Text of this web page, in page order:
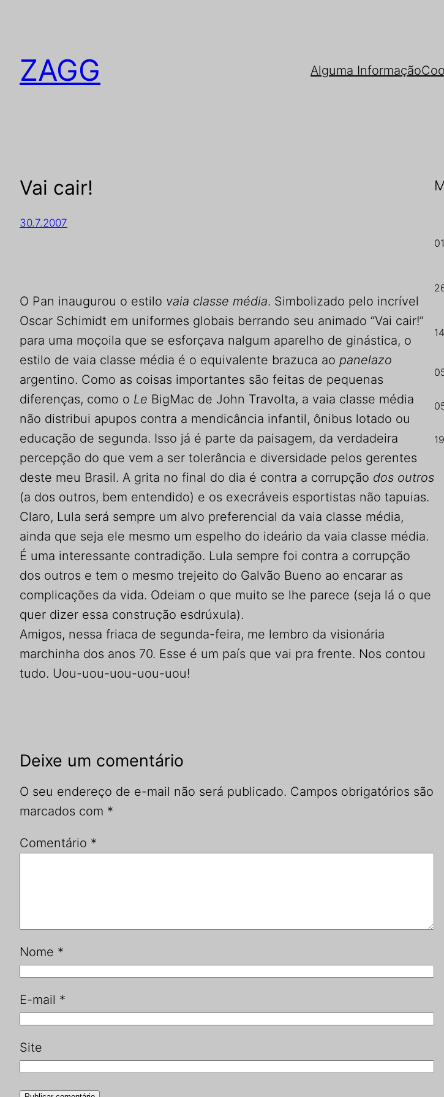
ZAGG Alguma Informação
Vai cair!
30.7.2007
O Pan inaugurou o estilo vaia classe média. Simbolizado pelo incrível
Oscar Schimidt em uniformes globais berrando seu animado “Vai cair!”
para uma moçoila que se esforçava nalgum aparelho de ginástica, o
estilo de vaia classe média é o equivalente brazuca ao panelazo
argentino. Como as coisas importantes são feitas de pequenas
diferenças, como o Le BigMac de John Travolta, a vaia classe média
não distribui apupos contra a mendicância infantil, ônibus lotado ou
educação de segunda. Isso já é parte da paisagem, da verdadeira
percepção do que vem a ser tolerância e diversidade pelos gerentes
deste meu Brasil. A grita no final do dia é contra a corrupção dos outros
(a dos outros, bem entendido) e os execráveis esportistas não tapuias.
Claro, Lula será sempre um alvo preferencial da vaia classe média,
ainda que seja ele mesmo um espelho do ideário da vaia classe média.
É uma interessante contradição. Lula sempre foi contra a corrupção
dos outros e tem o mesmo trejeito do Galvão Bueno ao encarar as
complicações da vida. Odeiam o que muito se lhe parece (seja lá o que
quer dizer essa construção esdrúxula).
Amigos, nessa friaca de segunda-feira, me lembro da visionária
marchinha dos anos 70. Esse é um país que vai pra frente. Nos contou
tudo. Uou-uou-uou-uou-uou!
Deixe um comentário
O seu endereço de e-mail não será publicado. Campos obrigatórios são
marcados com *
Comentário *
Nome *
E-mail *
Site